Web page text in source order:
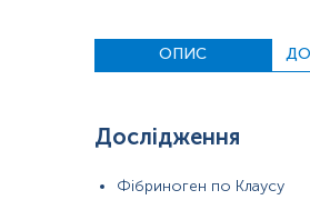
Крім цього, фібриноген належить до
фібриногену швидкість осідання
Показання до призначення
Діагностика вроджених чи
ОПИС
Дослідження
Фібриноген по Клаусу